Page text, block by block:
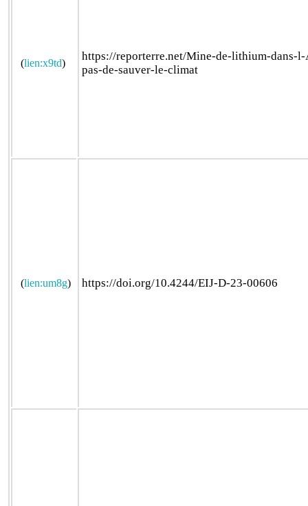
(lien:x9td)
https://reporterre.net/Mine-de-lithium-dans-
pas-de-sauver-le-climat
(lien:um8g) https://doi.org/10.4244/EIJ-D-23-00606